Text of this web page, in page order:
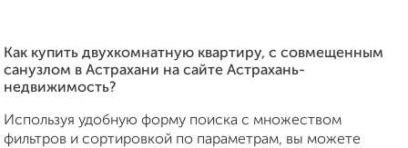
Как купить двухкомнатную квартиру, с совмещенным
санузлом в Астрахани на сайте Астрахань-
недвижимость?
Используя удобную форму поиска с множеством
фильтров и сортировкой по параметрам, вы можете